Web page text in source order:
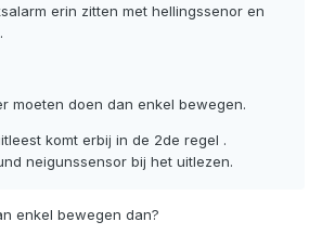
erin zitten met hellingssenor en
moeten doen dan enkel bewegen.
komt erbij in de 2de regel .
neigunssensor bij het uitlezen.
enkel bewegen dan?